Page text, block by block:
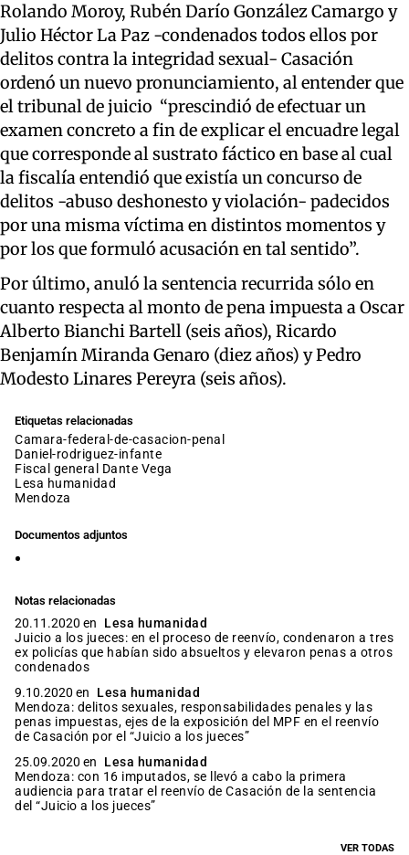
Rolando Moroy, Rubén Darío González Camargo y
Julio Héctor La Paz -condenados todos ellos por
delitos contra la integridad sexual- Casación
ordenó un nuevo pronunciamiento, al entender que
el tribunal de juicio “prescindió de efectuar un
examen concreto a fin de explicar el encuadre legal
que corresponde al sustrato fáctico en base al cual
la fiscalía entendió que existía un concurso de
delitos -abuso deshonesto y violación- padecidos
por una misma víctima en distintos momentos y
por los que formuló acusación en tal sentido”.
Por último, anuló la sentencia recurrida sólo en
cuanto respecta al monto de pena impuesta a Oscar
Alberto Bianchi Bartell (seis años), Ricardo
Benjamín Miranda Genaro (diez años) y Pedro
Modesto Linares Pereyra (seis años).
Etiquetas relacionadas
camara-federal-de-casacion-penal
daniel-rodriguez-infante
fiscal general Dante Vega
lesa humanidad
mendoza
Documentos adjuntos
Notas relacionadas
20.11.2020 en
Lesa humanidad
Juicio a los jueces: en el proceso de reenvío, condenaron a tres
ex policías que habían sido absueltos y elevaron penas a otros
condenados
9.10.2020 en
Lesa humanidad
Mendoza: delitos sexuales, responsabilidades penales y las
penas impuestas, ejes de la exposición del MPF en el reenvío
de Casación por el “Juicio a los jueces”
25.09.2020 en
Lesa humanidad
Mendoza: con 16 imputados, se llevó a cabo la primera
audiencia para tratar el reenvío de Casación de la sentencia
del “Juicio a los jueces”
VER TODAS